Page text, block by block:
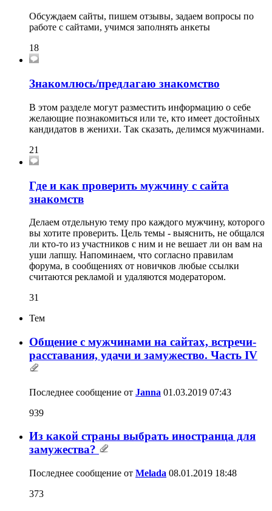
Обсуждаем сайты, пишем отзывы, задаем вопросы по
работе с сайтами, учимся заполнять анкеты
18
Знакомлюсь/предлагаю знакомство
В этом разделе могут разместить информацию о себе
желающие познакомиться или те, кто имеет достойных
кандидатов в женихи. Так сказать, делимся мужчинами.
21
Где и как проверить мужчину с сайта
знакомств
Делаем отдельную тему про каждого мужчину, которого
вы хотите проверить. Цель темы - выяснить, не общался
ли кто-то из участников с ним и не вешает ли он вам на
уши лапшу. Напоминаем, что согласно правилам
форума, в сообщениях от новичков любые ссылки
считаются рекламой и удаляются модератором.
31
Тем
Общение с мужчинами на сайтах, встречи-
расставания, удачи и замужество. Часть IV
Последнее сообщение от Janna 01.03.2019 07:43
939
Из какой страны выбрать иностранца для
замужества?
Последнее сообщение от Melada 08.01.2019 18:48
373